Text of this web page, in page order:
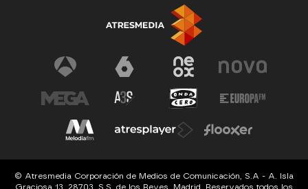
© Atresmedia Corporación de Medios de Comunicación, S.A - A. Isla
Graciosa 13, 28703, S.S. de los Reyes, Madrid. Reservados todos los